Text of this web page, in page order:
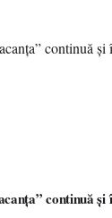
continuă și